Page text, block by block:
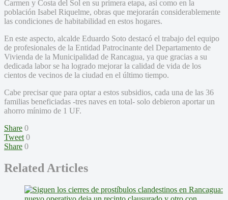
Carmen y Costa del Sol en su primera etapa, así como en la
población Isabel Riquelme, obras que mejorarán considerablemente
las condiciones de habitabilidad en estos hogares.
En este aspecto, alcalde Eduardo Soto destacó el trabajo del equipo
de profesionales de la Entidad Patrocinante del Departamento de
Vivienda de la Municipalidad de Rancagua, ya que gracias a su
dedicada labor se ha logrado mejorar la calidad de vida de los
cientos de vecinos de la ciudad en el último tiempo.
Cabe precisar que para optar a estos subsidios, cada una de las 36
familias beneficiadas -tres naves en total- solo debieron aportar un
ahorro mínimo de 1 UF.
Share 0
Tweet 0
Share 0
Related Articles